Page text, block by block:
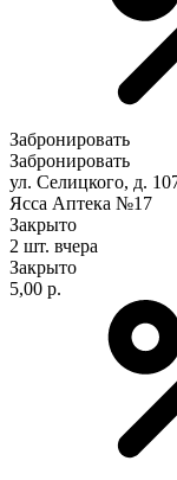
Забронировать
Забронировать
ул. Селицкого, д.
Ясса Аптека №17
Закрыто
2 шт. вчера
Закрыто
5,00 р.